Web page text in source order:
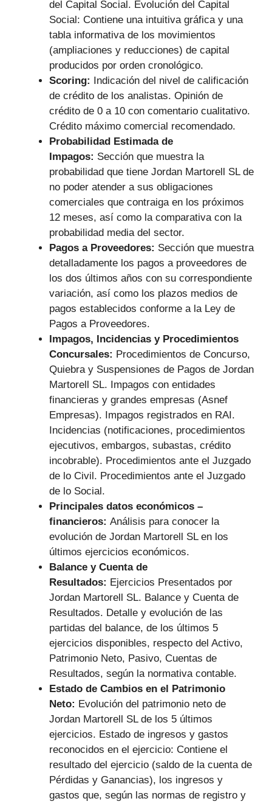
del Capital Social. Evolución del Capital
Social: Contiene una intuitiva gráfica y una
tabla informativa de los movimientos
(ampliaciones y reducciones) de capital
producidos por orden cronológico.
Scoring: Indicación del nivel de calificación
de crédito de los analistas. Opinión de
crédito de 0 a 10 con comentario cualitativo.
Crédito máximo comercial recomendado.
Probabilidad Estimada de
Impagos: Sección que muestra la
probabilidad que tiene Jordan Martorell SL de
no poder atender a sus obligaciones
comerciales que contraiga en los próximos
12 meses, así como la comparativa con la
probabilidad media del sector.
Pagos a Proveedores: Sección que muestra
detalladamente los pagos a proveedores de
los dos últimos años con su correspondiente
variación, así como los plazos medios de
pagos establecidos conforme a la Ley de
Pagos a Proveedores.
Impagos, Incidencias y Procedimientos
Concursales: Procedimientos de Concurso,
Quiebra y Suspensiones de Pagos de Jordan
Martorell SL. Impagos con entidades
financieras y grandes empresas (Asnef
Empresas). Impagos registrados en RAI.
Incidencias (notificaciones, procedimientos
ejecutivos, embargos, subastas, crédito
incobrable). Procedimientos ante el Juzgado
de lo Civil. Procedimientos ante el Juzgado
de lo Social.
Principales datos económicos –
financieros: Análisis para conocer la
evolución de Jordan Martorell SL en los
últimos ejercicios económicos.
Balance y Cuenta de
Resultados: Ejercicios Presentados por
Jordan Martorell SL. Balance y Cuenta de
Resultados. Detalle y evolución de las
partidas del balance, de los últimos 5
ejercicios disponibles, respecto del Activo,
Patrimonio Neto, Pasivo, Cuentas de
Resultados, según la normativa contable.
Estado de Cambios en el Patrimonio
Neto: Evolución del patrimonio neto de
Jordan Martorell SL de los 5 últimos
ejercicios. Estado de ingresos y gastos
reconocidos en el ejercicio: Contiene el
resultado del ejercicio (saldo de la cuenta de
Pérdidas y Ganancias), los ingresos y
gastos que, según las normas de registro y